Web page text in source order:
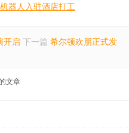
器人入驻酒店打工
开启 下一篇 希尔顿欢朋正式发
文章